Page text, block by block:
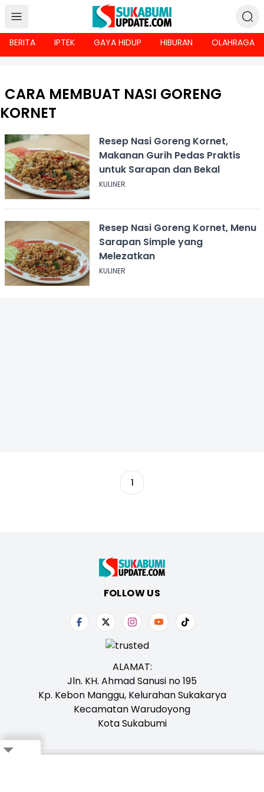
BERITA IPTEK GAYA HIDUP HIBURAN OLAHRAGA
CARA MEMBUAT NASI GORENG
KORNET
Resep Nasi Goreng Kornet,
Makanan Gurih Pedas Praktis
untuk Sarapan dan Bekal
KULINER
Resep Nasi Goreng Kornet, Menu
Sarapan Simple yang
Melezatkan
KULINER
1
FOLLOW US
ALAMAT:
Jln. KH. Ahmad Sanusi no 195
Kp. Kebon Manggu, Kelurahan Sukakarya
Kecamatan Warudoyong
Kota Sukabumi